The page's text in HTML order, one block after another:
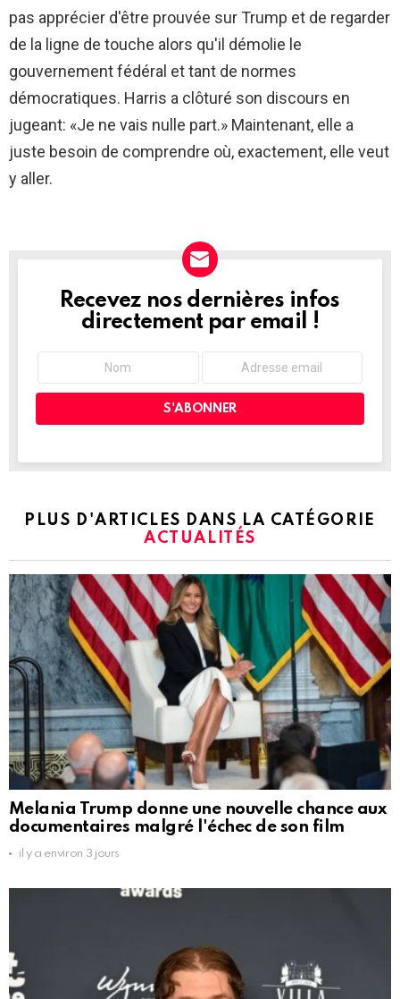
pas apprécier d'être prouvée sur Trump et de regarder
de la ligne de touche alors qu'il démolie le
gouvernement fédéral et tant de normes
démocratiques. Harris a clôturé son discours en
jugeant: «Je ne vais nulle part.» Maintenant, elle a
juste besoin de comprendre où, exactement, elle veut
y aller.
NEWSLETTER
Recevez nos dernières infos
directement par email !
PLUS D'ARTICLES DANS LA CATÉGORIE
ACTUALITÉS
Melania Trump donne une nouvelle chance aux
documentaires malgré l'échec de son film
il y a environ 3 jours